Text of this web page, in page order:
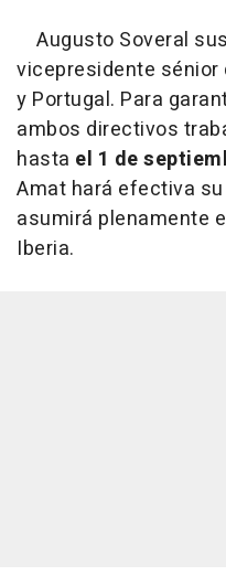
Augusto Soveral
vicepresidente sénior
y Portugal. Para
ambos directivos
hasta el 1 de
Amat hará efectiva
asumirá plenamente
Iberia.